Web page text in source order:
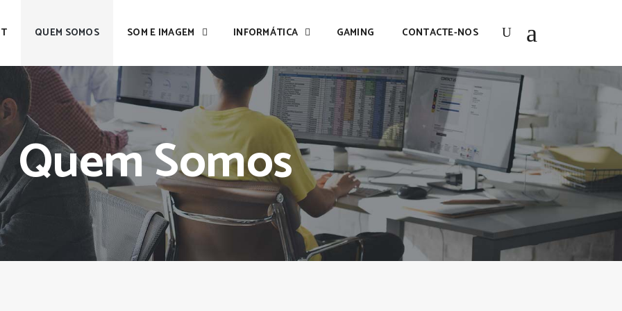
QUEM SOMOS SOM E IMAGEM INFORMÁTICA GAMING CONTACTE-NOS
Quem Somos